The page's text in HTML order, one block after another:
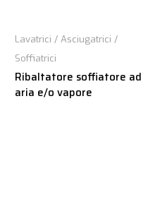
Lavatrici / Asciugatrici /
Soffiatrici
Ribaltatore soffiatore ad
aria e/o vapore